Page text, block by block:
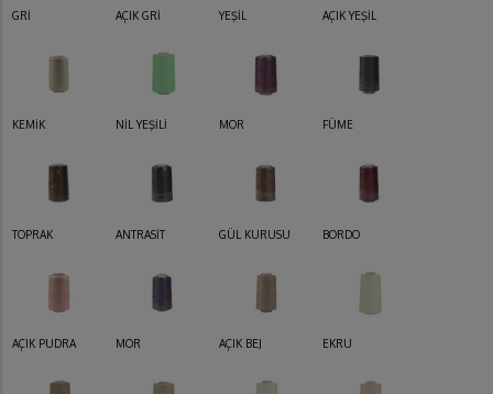
GRİ AÇIK GRİ YEŞİL AÇIK YEŞİL
KEMİK NİL YEŞİLİ MOR FÜME
TOPRAK ANTRASİT GÜL KURUSU BORDO
AÇIK PUDRA MOR AÇIK BEJ EKRU